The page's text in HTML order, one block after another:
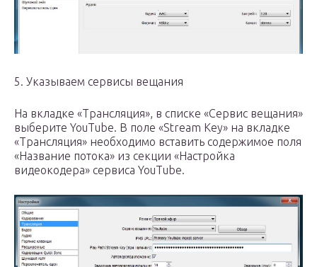
5. Указываем сервисы вещания
На вкладке «Трансляция», в списке «Сервис вещания»
выберите YouTube. В поле «Stream Key» на вкладке
«Трансляция» необходимо вставить содержимое поля
«Название потока» из секции «Настройка
видеокодера» сервиса YouTube.